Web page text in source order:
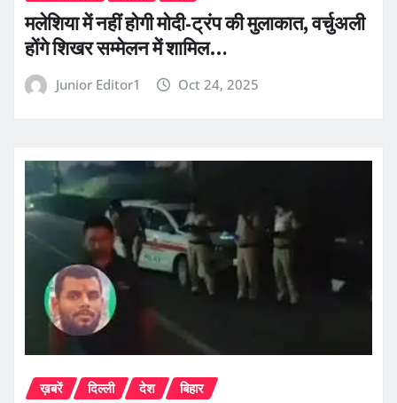
मलेशिया में नहीं होगी मोदी-ट्रंप की मुलाकात, वर्चुअली
होंगे शिखर सम्मेलन में शामिल…
Junior Editor1 Oct 24, 2025
ख़बरें दिल्ली देश बिहार